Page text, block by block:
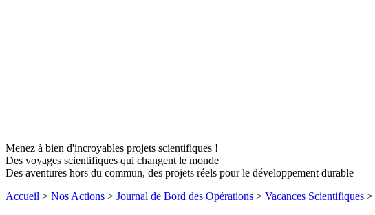
Menez à bien d'incroyables projets scientifiques !
Des voyages scientifiques qui changent le monde
Des aventures hors du commun, des projets réels pour le développement durable
Accueil > Nos Actions > Journal de Bord des Opérations > Vacances Scientifiques >